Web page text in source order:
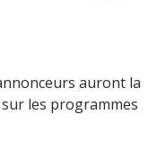
auront la
les programmes